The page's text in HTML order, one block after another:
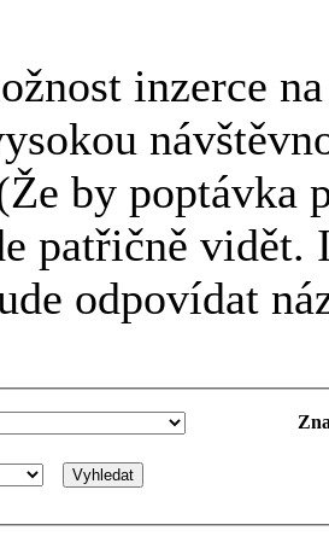
inzerce
by poptávka
patřičně vidět.
odpovídat